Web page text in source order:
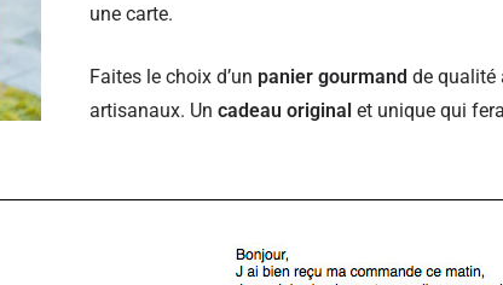
une carte.
Faites le choix d’un panier gourmand de qualité
artisanaux. Un cadeau original et unique qui